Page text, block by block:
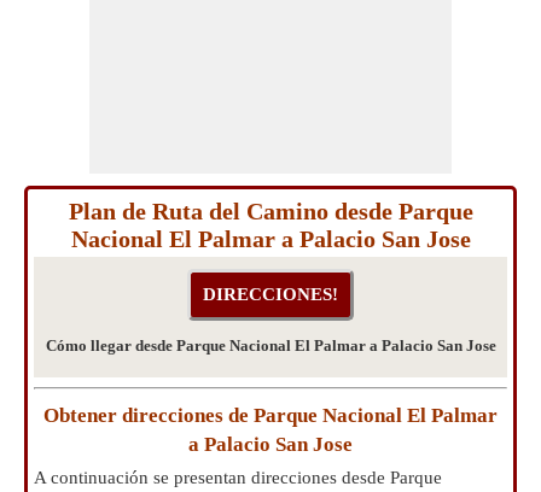
Plan de Ruta del Camino desde Parque
Nacional El Palmar a Palacio San Jose
Cómo llegar desde Parque Nacional El Palmar a Palacio San Jose
Obtener direcciones de Parque Nacional El Palmar
a Palacio San Jose
A continuación se presentan direcciones desde Parque